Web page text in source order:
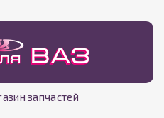
запчастей